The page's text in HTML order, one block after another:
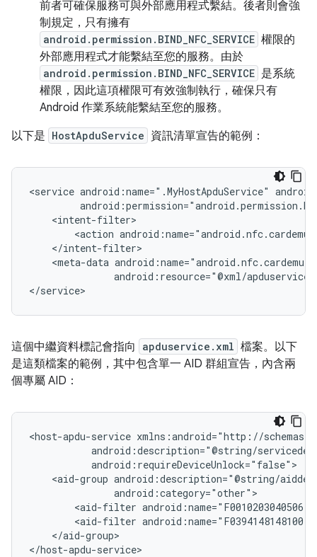
前者可確保服務可與外部應用程式繫結。後者則會強
制規定，只有擁有
android.permission.BIND_NFC_SERVICE 權限的
外部應用程式才能繫結至您的服務。由於
android.permission.BIND_NFC_SERVICE 是系統
權限，因此這項權限可有效強制執行，確保只有
Android 作業系統能繫結至您的服務。
以下是 HostApduService 資訊清單宣告的範例：
<service android:name=".MyHostApduService"
<action
<meta-data
android:resource="@xml/
</service>
這個中繼資料標記會指向 apduservice.xml 檔案。以下
是這類檔案的範例，其中包含單一 AID 群組宣告，內含兩
個專屬 AID：
<host-apdu-service
<aid-group
<aid-filter
<aid-filter
</aid-group>
</host-apdu-service>